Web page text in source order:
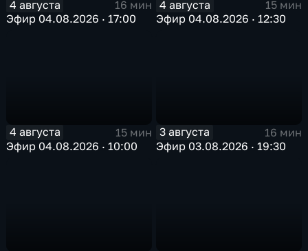
4 августа
16 мин
Эфир 04.08.2026 · 17:00
4 августа
15 мин
Эфир 04.08.2026 · 12:30
4 августа
15 мин
Эфир 04.08.2026 · 10:00
3 августа
16 мин
Эфир 03.08.2026 · 19:30